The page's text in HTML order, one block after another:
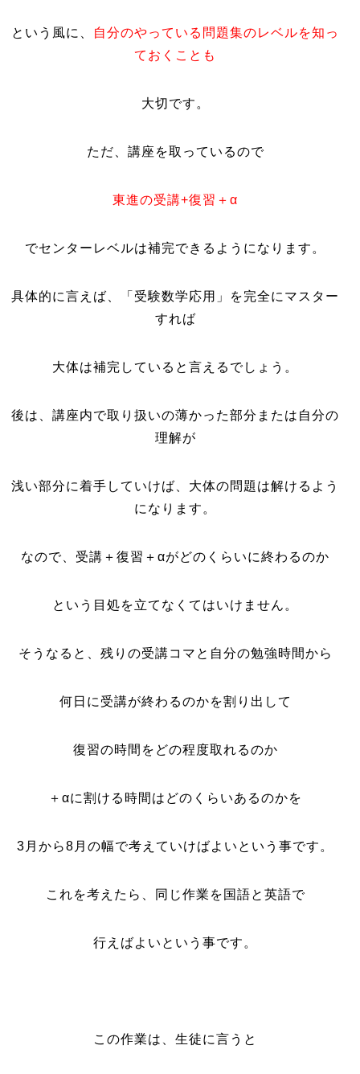
という風に、 自分のやっている問題集のレベルを知っ
ておくことも
大切です。
ただ、講座を取っているので
東進の受講+復習＋α
でセンターレベルは補完できるようになります。
具体的に言えば、「受験数学応用」を完全にマスター
すれば
大体は補完していると言えるでしょう。
後は、講座内で取り扱いの薄かった部分または自分の
理解が
浅い部分に着手していけば、大体の問題は解けるよう
になります。
なので、受講＋復習＋αがどのくらいに終わるのか
という目処を立てなくてはいけません。
そうなると、残りの受講コマと自分の勉強時間から
何日に受講が終わるのかを割り出して
復習の時間をどの程度取れるのか
＋αに割ける時間はどのくらいあるのかを
3月から8月の幅で考えていけばよいという事です。
これを考えたら、同じ作業を国語と英語で
行えばよいという事です。
この作業は、生徒に言うと